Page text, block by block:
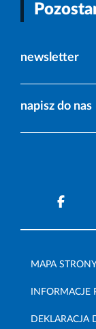
newsletter
napisz do nas
MAPA
INFORMACJE
DEKLARACJA